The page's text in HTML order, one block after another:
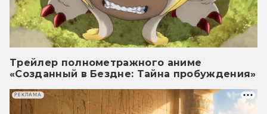
Трейлер полнометражного аниме
«Созданный в Бездне: Тайна пробуждения»
РЕКЛАМА